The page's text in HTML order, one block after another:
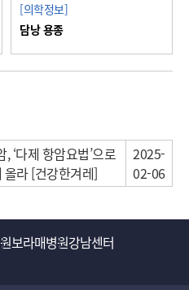
[의학정보]
담낭 용종
‘다제 항암요법’으로
올라 [건강한겨레]
2025-
02-06
보라매병원강남센터